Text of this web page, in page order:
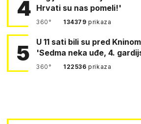
4 Hrvati su nas pomeli!'
360° 134379prikaza
5
U 11 sati bili su pred Kninom. Gotovina:
'Sedma neka uđe, 4.
360° 122536prikaza